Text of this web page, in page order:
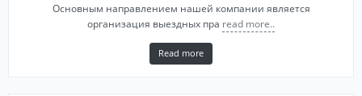
Основным направлением нашей компании является
организация выездных пра read more..
Read more